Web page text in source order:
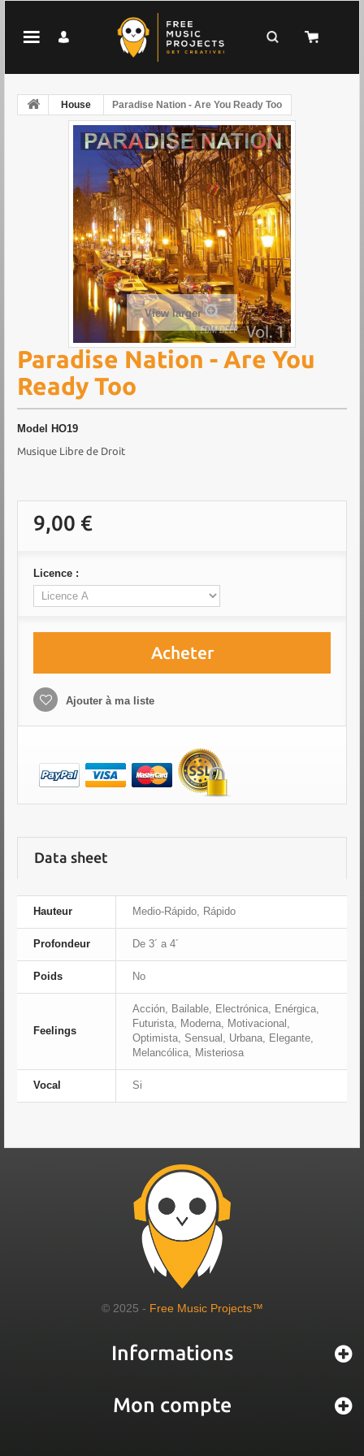
House Paradise Nation - Are You Ready Too
View larger
Paradise Nation - Are You
Ready Too
Model HO19
Musique Libre de Droit
9,00 €
Licence :
Acheter
Ajouter à ma liste
Data sheet
Hauteur Medio-Rápido, Rápido
Profondeur De 3´ a 4´
Poids No
Feelings
Acción, Bailable, Electrónica, Enérgica,
Futurista, Moderna, Motivacional,
Optimista, Sensual, Urbana, Elegante,
Melancólica, Misteriosa
Vocal Si
© 2025 - Free Music Projects™
Informations
Mon compte